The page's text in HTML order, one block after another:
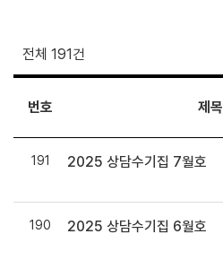
전체 191건
번호 제목
191 2025 상담수기집 7월호
190 2025 상담수기집 6월호